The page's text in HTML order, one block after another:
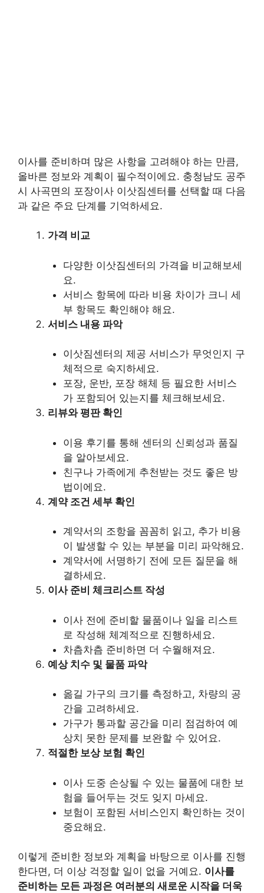
이사를 준비하며 많은 사항을 고려해야 하는 만큼,
올바른 정보와 계획이 필수적이에요. 충청남도 공주
시 사곡면의 포장이사 이삿짐센터를 선택할 때 다음
과 같은 주요 단계를 기억하세요.
가격 비교
다양한 이삿짐센터의 가격을 비교해보세
요.
서비스 항목에 따라 비용 차이가 크니 세
부 항목도 확인해야 해요.
서비스 내용 파악
이삿짐센터의 제공 서비스가 무엇인지 구
체적으로 숙지하세요.
포장, 운반, 포장 해체 등 필요한 서비스
가 포함되어 있는지를 체크해보세요.
리뷰와 평판 확인
이용 후기를 통해 센터의 신뢰성과 품질
을 알아보세요.
친구나 가족에게 추천받는 것도 좋은 방
법이에요.
계약 조건 세부 확인
계약서의 조항을 꼼꼼히 읽고, 추가 비용
이 발생할 수 있는 부분을 미리 파악해요.
계약서에 서명하기 전에 모든 질문을 해
결하세요.
이사 준비 체크리스트 작성
이사 전에 준비할 물품이나 일을 리스트
로 작성해 체계적으로 진행하세요.
차츰차츰 준비하면 더 수월해져요.
예상 치수 및 물품 파악
옮길 가구의 크기를 측정하고, 차량의 공
간을 고려하세요.
가구가 통과할 공간을 미리 점검하여 예
상치 못한 문제를 보완할 수 있어요.
적절한 보상 보험 확인
이사 도중 손상될 수 있는 물품에 대한 보
험을 들어두는 것도 잊지 마세요.
보험이 포함된 서비스인지 확인하는 것이
중요해요.
이렇게 준비한 정보와 계획을 바탕으로 이사를 진행
한다면, 더 이상 걱정할 일이 없을 거예요. 이사를
준비하는 모든 과정은 여러분의 새로운 시작을 더욱